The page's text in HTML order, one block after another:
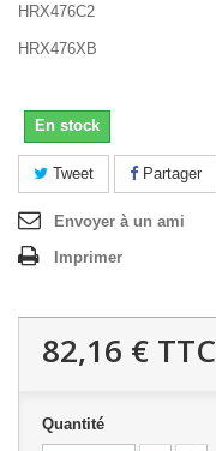
HRX476C2
HRX476XB
En stock
Tweet Partager
Envoyer à un ami
Imprimer
82,16 € TTC
Quantité